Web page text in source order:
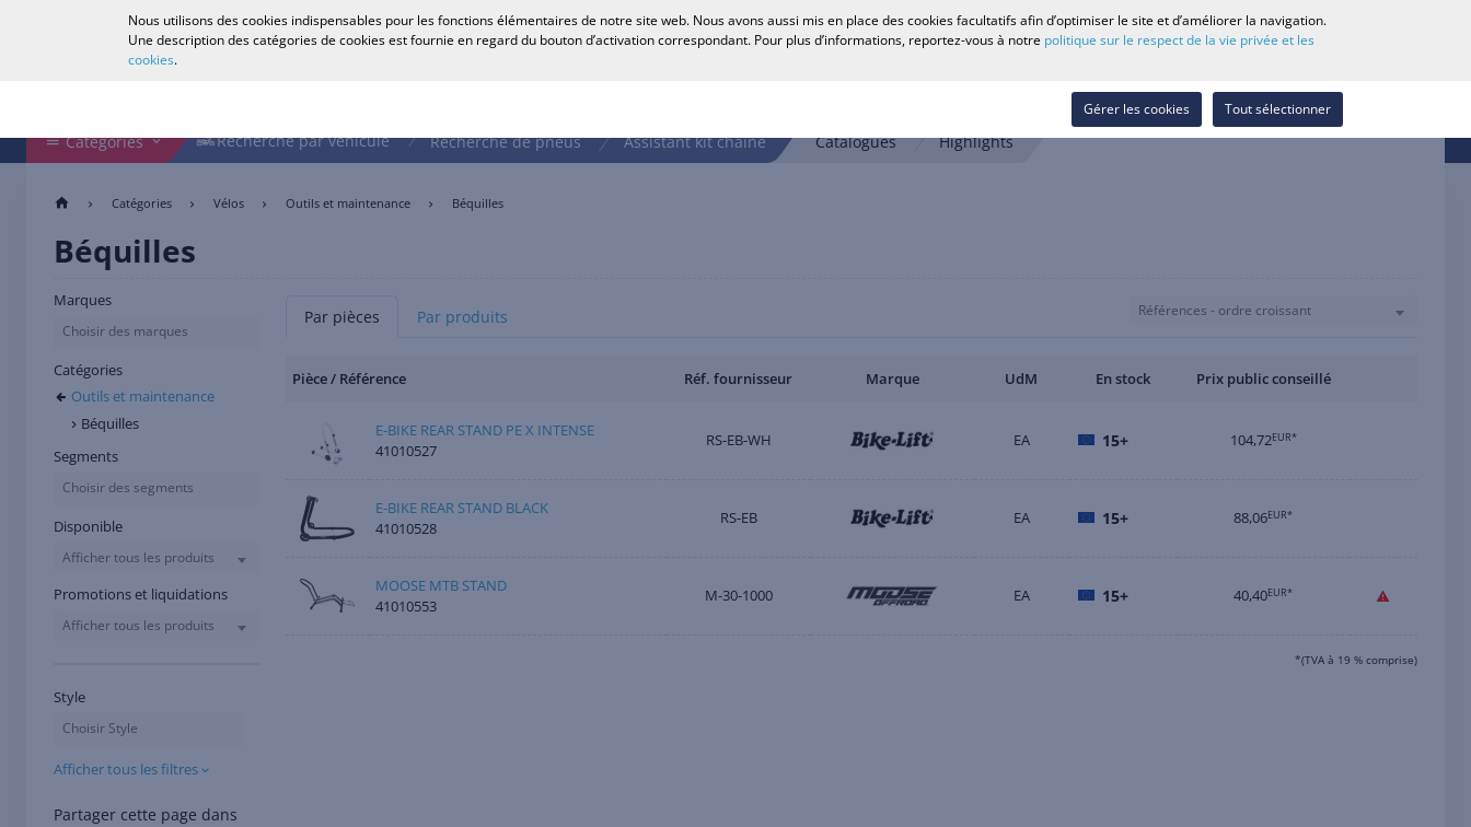
Recherche revendeur Carrière Liste de souhaits
Catégories Recherche par véhicule Recherche de pneus Assistant kit chaîne Catalogues Highlights
Catégories Vélos Outils et maintenance Béquilles
Béquilles
Marques
Choisir des marques
Catégories
Outils et maintenance
Béquilles
Segments
Choisir des segments
Disponible
Afficher tous les produits
Promotions et liquidations
Afficher tous les produits
Style
Choisir Style
Afficher tous les filtres
Partager cette page dans
Par pièces Par produits Références - ordre croissant
Pièce / Référence Réf. fournisseur Marque UdM En stock Prix public conseillé
E-BIKE REAR STAND PE X INTENSE
41010527
RS-EB-WH EA 15+ 104,72EUR*
E-BIKE REAR STAND BLACK
41010528
RS-EB EA 15+ 88,06EUR*
MOOSE MTB STAND
41010553
M-30-1000 EA 15+ 40,40EUR*
*(TVA à 19 % comprise)
Nous utilisons des cookies indispensables pour les fonctions élémentaires de notre site web. Nous avons aussi mis en place des cookies facultatifs afin d’optimiser le site et d’améliorer la navigation.
Une description des catégories de cookies est fournie en regard du bouton d’activation correspondant. Pour plus d’informations, reportez-vous à notre politique sur le respect de la vie privée et les
cookies.
Tout sélectionner
Gérer les cookies